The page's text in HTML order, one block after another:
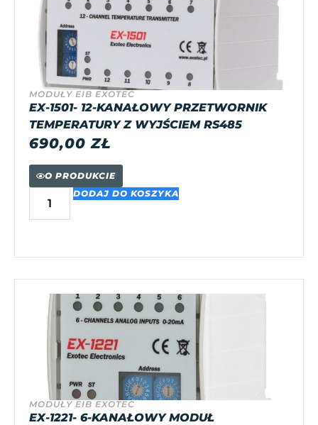
MODUŁY EIB EXOTEC
EX-1501- 12-KANAŁOWY PRZETWORNIK
TEMPERATURY Z WYJŚCIEM RS485
690,00ZŁ
O PRODUKCIE
DODAJ DO KOSZYKA
MODUŁY EIB EXOTEC
EX-1221- 6-KANAŁOWY MODUŁ